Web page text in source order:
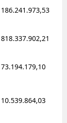
186.241.973,53
818.337.902,21
73.194.179,10
10.539.864,03